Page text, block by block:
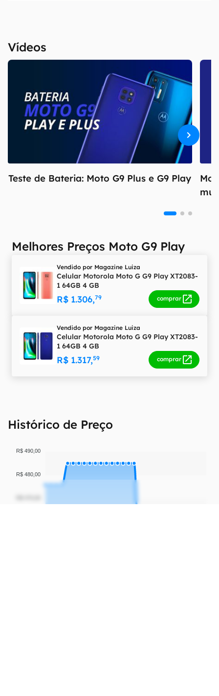
Vídeos
Teste de Bateria: Moto G9 Plus e G9 Play
Melhores Preços Moto G9 Play
Vendido por Magazine Luiza
Celular Motorola Moto G G9 Play XT2083-
1 64GB 4 GB
R$ 1.306,79 comprar
Vendido por Magazine Luiza
Celular Motorola Moto G G9 Play XT2083-
1 64GB 4 GB
R$ 1.317,59 comprar
Histórico de Preço
R$ 490,00
R$ 480,00